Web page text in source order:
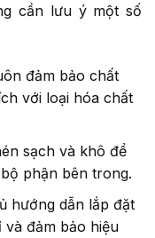
cần lưu ý một số
đảm bảo chất
với loại hóa chất
sạch và khô để
phận bên trong.
hướng dẫn lắp đặt
đảm bảo hiệu